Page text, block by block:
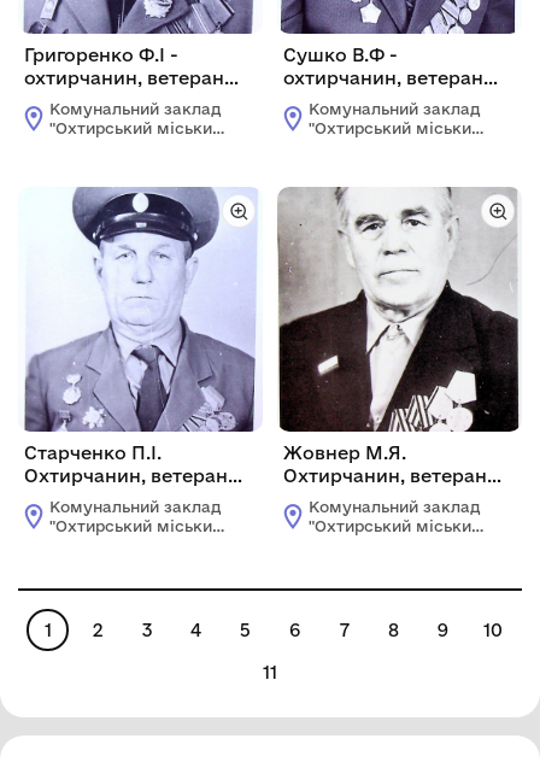
Григоренко Ф.І -
охтирчанин, ветеран
100-й Львівської С.Д.
Комунальний заклад
"Охтирський міський
Сушко В.Ф -
охтирчанин, ветеран
100-й Львівської С.Д.
Комунальний заклад
"Охтирський міський
Старченко П.І.
Охтирчанин, ветеран
100-ї Львівської С.Д.
Комунальний заклад
"Охтирський міський
Жовнер М.Я.
Охтирчанин, ветеран
100-ї Львівської С.Д.
Комунальний заклад
"Охтирський міський
1 2 3 4 5 6 7 8 9 10
11